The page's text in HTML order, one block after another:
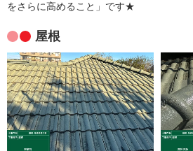
をさらに高めること」です★
屋根